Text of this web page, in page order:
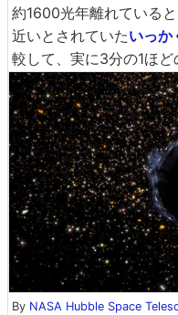
約1600光年離れている
近いとされていたいっか
較して、実に3分の1ほど
By NASA Hubble Space